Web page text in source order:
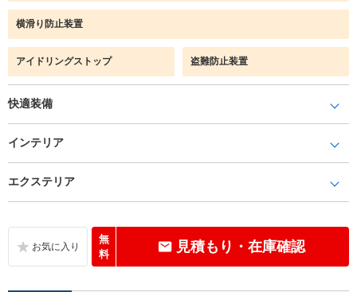
横滑り防止装置
アイドリングストップ 盗難防止装置
快適装備
インテリア
エクステリア
無
料
見積もり・在庫確認